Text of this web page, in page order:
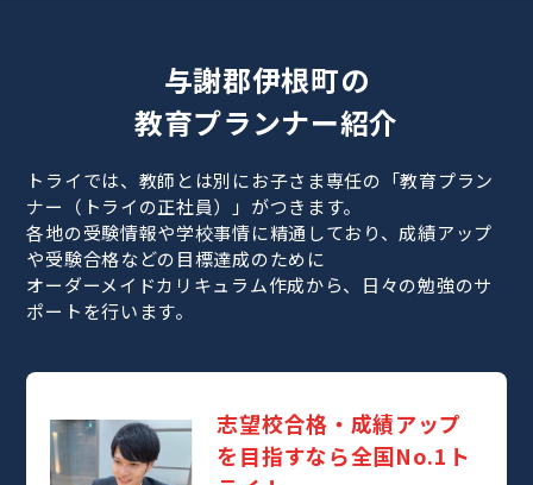
与謝郡伊根町の
教育プランナー紹介
トライでは、教師とは別にお子さま専任の「教育プラン
ナー（トライの正社員）」がつきます。
各地の受験情報や学校事情に精通しており、成績アップ
や受験合格などの目標達成のために
オーダーメイドカリキュラム作成から、日々の勉強のサ
ポートを行います。
志望校合格・成績アップ
を目指すなら全国No.1ト